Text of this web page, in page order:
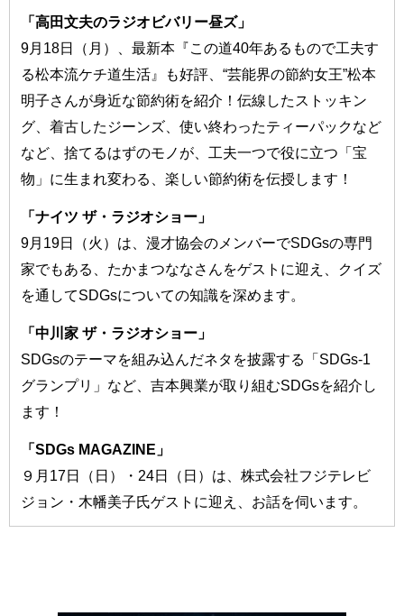
「高田文夫のラジオビバリー昼ズ」
9月18日（月）、最新本『この道40年あるもので工夫す
る松本流ケチ道生活』も好評、“芸能界の節約女王”松本
明子さんが身近な節約術を紹介！伝線したストッキン
グ、着古したジーンズ、使い終わったティーパックなど
など、捨てるはずのモノが、工夫一つで役に立つ「宝
物」に生まれ変わる、楽しい節約術を伝授します！
「ナイツ ザ・ラジオショー」
9月19日（火）は、漫才協会のメンバーでSDGsの専門
家でもある、たかまつななさんをゲストに迎え、クイズ
を通してSDGsについての知識を深めます。
「中川家 ザ・ラジオショー」
SDGsのテーマを組み込んだネタを披露する「SDGs-1
グランプリ」など、吉本興業が取り組むSDGsを紹介し
ます！
「SDGs MAGAZINE」
９月17日（日）・24日（日）は、株式会社フジテレビ
ジョン・木幡美子氏ゲストに迎え、お話を伺います。